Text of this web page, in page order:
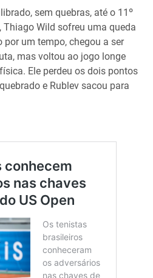
sem quebras, até o 11º
Thiago Wild sofreu uma queda
por um tempo, chegou a ser
mas voltou ao jogo longe
Ele perdeu os dois pontos
e Rublev sacou para